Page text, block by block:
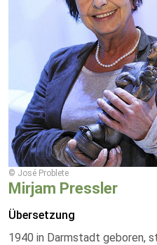
© José Problete
Mirjam Pressler
Übersetzung
1940 in Darmstadt geboren,